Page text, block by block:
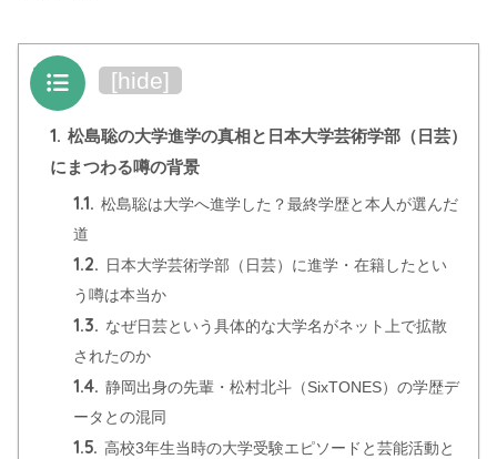
目次 [hide]
1. 松島聡の大学進学の真相と日本大学芸術学部（日芸）
にまつわる噂の背景
1.1. 松島聡は大学へ進学した？最終学歴と本人が選んだ
道
1.2. 日本大学芸術学部（日芸）に進学・在籍したとい
う噂は本当か
1.3. なぜ日芸という具体的な大学名がネット上で拡散
されたのか
1.4. 静岡出身の先輩・松村北斗（SixTONES）の学歴デ
ータとの混同
1.5. 高校3年生当時の大学受験エピソードと芸能活動と